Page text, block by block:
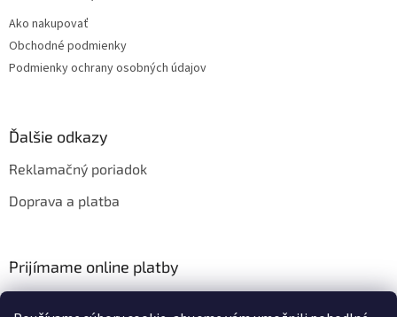
Ako nakupovať
Obchodné podmienky
Podmienky ochrany osobných údajov
Ďalšie odkazy
Reklamačný poriadok
Doprava a platba
Prijímame online platby